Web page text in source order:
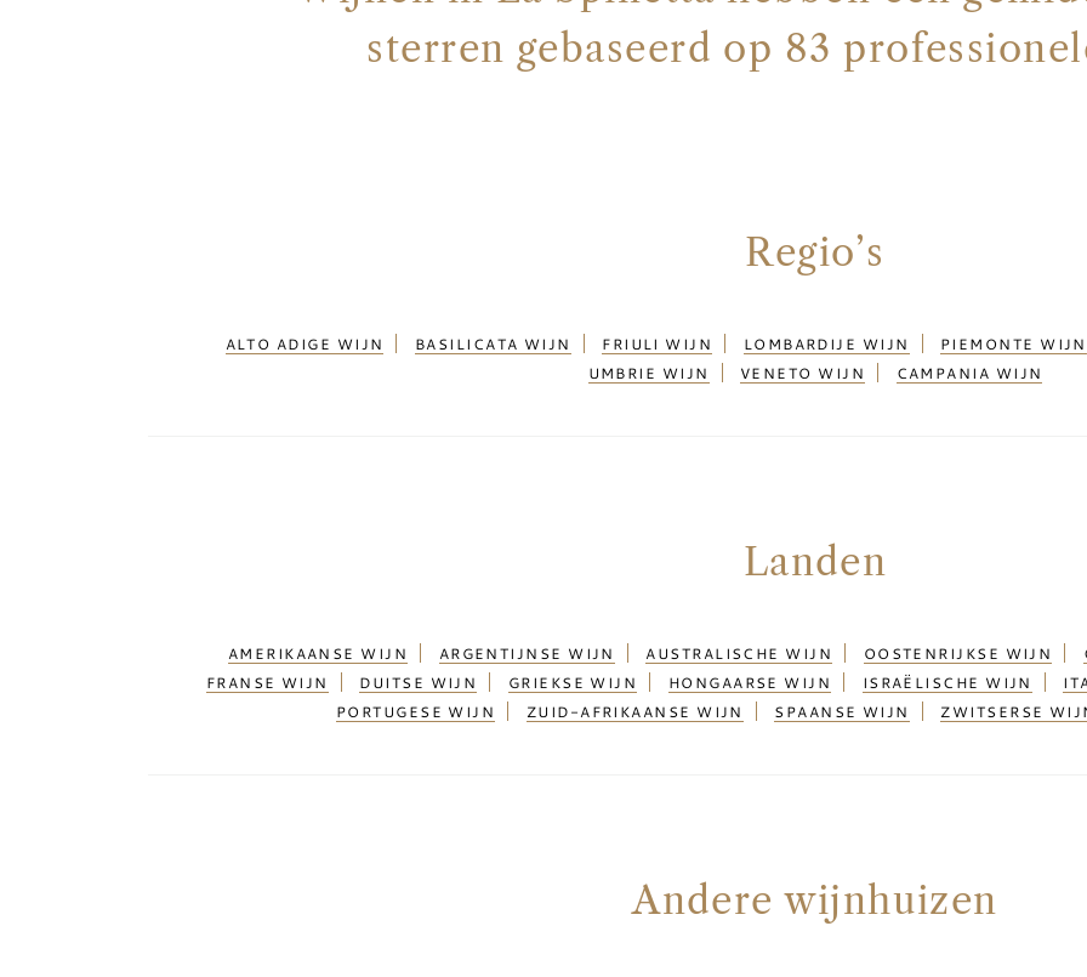
sterren gebaseerd op 83
Regio’s
ALTO ADIGE WIJN BASILICATA WIJN FRIULI WIJN LOMBARDIJE WIJN PIEMONTE WIJN
UMBRIE WIJN
VENETO WIJN CAMPANIA WIJN
Landen
AMERIKAANSE WIJN ARGENTIJNSE WIJN AUSTRALISCHE WIJN OOSTENRIJKSE WIJN
FRANSE WIJN
DUITSE WIJN GRIEKSE WIJN HONGAARSE WIJN ISRAËLISCHE WIJN
PORTUGESE WIJN
ZUID-AFRIKAANSE WIJN SPAANSE WIJN ZWITSERSE
Andere wijnhuizen